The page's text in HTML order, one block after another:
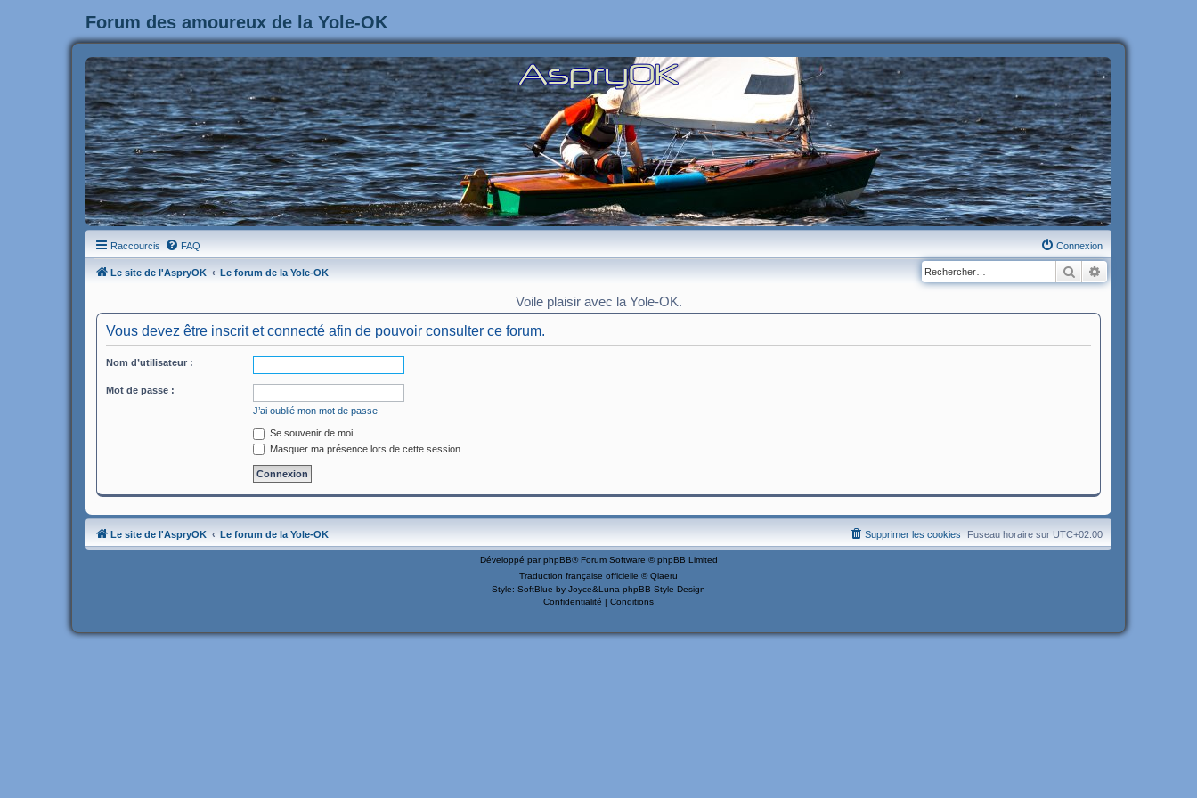
Forum des amoureux de la Yole-OK
Raccourcis FAQ Connexion
Le site de l'AspryOK Le forum de la Yole-OK Rechercher
Voile plaisir avec la Yole-OK.
Vous devez être inscrit et connecté afin de pouvoir consulter ce forum.
Nom d’utilisateur :
Mot de passe :
J’ai oublié mon mot de passe
Se souvenir de moi
Masquer ma présence lors de cette session
Le site de l'AspryOK Le forum de la Yole-OK Fuseau horaire sur UTC+02:00
Supprimer les cookies
Développé par phpBB® Forum Software © phpBB Limited
Traduction française officielle ©Qiaeru
Style: SoftBlue by Joyce&Luna phpBB-Style-Design
Confidentialité | Conditions